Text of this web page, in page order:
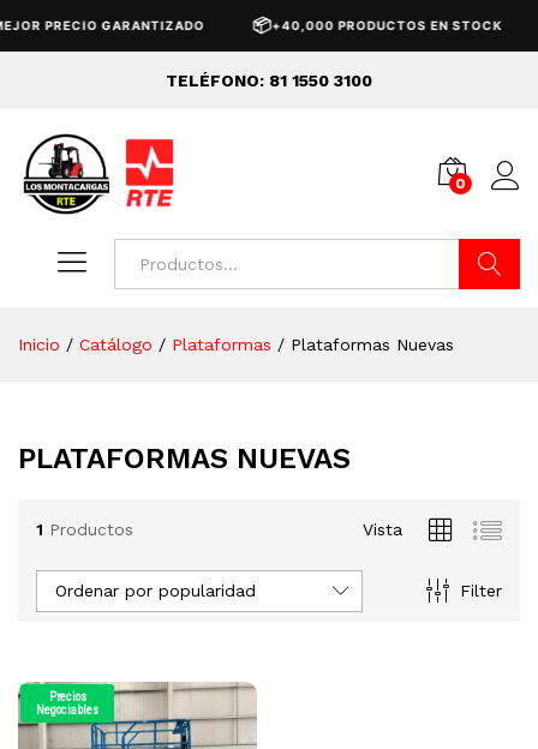
PRECIO GARANTIZADO 📦+40,000 PRODUCTOS EN STOCK
TELÉFONO: 81 1550 3100
0
Inicio / Catálogo / Plataformas / Plataformas Nuevas
PLATAFORMAS NUEVAS
1 Productos Vista
Filter
Ordenar por popularidad
Precios
Negociables